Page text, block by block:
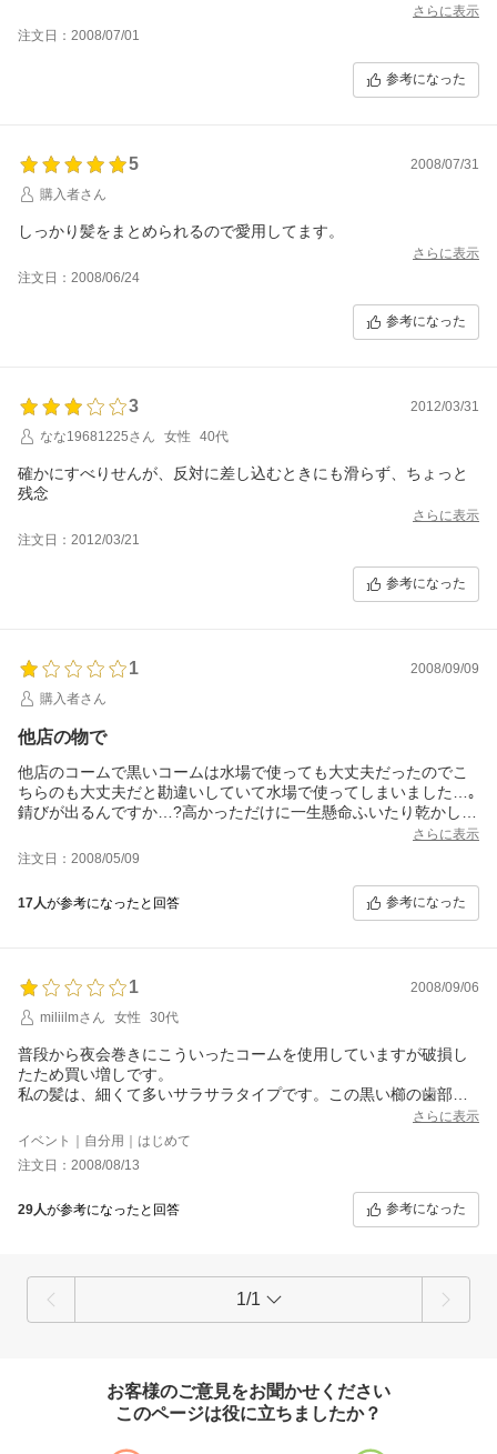
さらに表示
注文日：2008/07/01
参考になった
5
2008/07/31
購入者さん
しっかり髪をまとめられるので愛用してます。
さらに表示
注文日：2008/06/24
参考になった
3
2012/03/31
なな19681225さん
女性 40代
確かにすべりせんが、反対に差し込むときにも滑らず、ちょっと
残念
さらに表示
注文日：2012/03/21
参考になった
1
2008/09/09
購入者さん
他店の物で
他店のコームで黒いコームは水場で使っても大丈夫だったのでこ
ちらのも大丈夫だと勘違いしていて水場で使ってしまいました…｡
錆びが出るんですか…?高かっただけに一生懸命ふいたり乾かした
りしているんですがあきらめた方が良いのでしょうか??安くて水
場でもOKな物をこれからは使うことにします｡
さらに表示
注文日：2008/05/09
17人が参考になったと回答 参考になった
1
2008/09/06
miliilmさん
女性 30代
普段から夜会巻きにこういったコームを使用していますが破損し
たため買い増しです。
私の髪は、細くて多いサラサラタイプです。この黒い櫛の歯部分
がクセ者です。髪をまいて櫛を入れようとすると、全く歯が入っ
ていきません。金属部分に、ざらざらしたコーティングが施して
あるので、いったん入れば、崩れにくいと思いますが、かなり入
りずらく、無理矢理入れるとかなり痛いです。髪の量を半分に減
らしたり、ぬらしたり、乾かしたりしましたが、全く変わりませ
ん。
さらに表示
イベント｜自分用｜はじめて
注文日：2008/08/13
29人が参考になったと回答 参考になった
1/1
お客様のご意見をお聞かせください
このページは役に立ちましたか？